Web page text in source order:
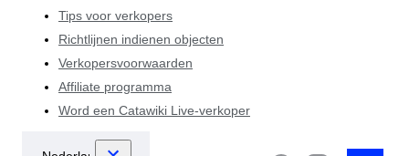
Tips voor verkopers
Richtlijnen indienen objecten
Verkopersvoorwaarden
Affiliate programma
Word een Catawiki Live-verkoper